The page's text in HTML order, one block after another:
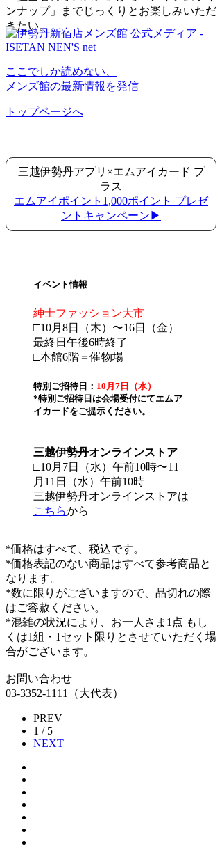
ンナップ」までじっくりとお楽しみいただ
きたい。
三越伊勢丹アプリ×エムアイカード プ
ラス
エムアイポイント1,000ポイント プレゼ
ントキャンペーン ▶
イベント情報
紳士ファッション大市
□10月8日（木）〜16日（金）
最終日午後6時終了
□本館6階＝催物場
特別ご招待日： 10月7日（水）
*特別ご招待日は会場受付にてエムア
イカードをご提示ください。
三越伊勢丹オンラインストア
□10月7日（水）午前10時〜11
月11日（水）午前10時
三越伊勢丹オンラインストアは
こちらから
*価格はすべて、税込です。
*価格表記のない商品はすべて参考商品と
なります。
*数に限りがございますので、品切れの際
はご容赦ください。
*混雑の状況により、お一人さま1点 もし
くは1組・1セット限りとさせていただく場
合がございます。
お問い合わせ
03-3352-1111（大代表）
PREV
1 / 5
NEXT
ここでしか読めない、
メンズ館の最新情報を発信
トップページへ